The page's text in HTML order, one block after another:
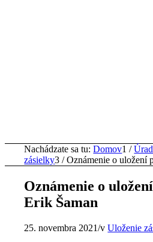
Nachádzate sa tu: Domov1 /
zásielky3 / Oznámenie o uložení
Oznámenie o
Erik Šaman
25. novembra 2021/vUloženie